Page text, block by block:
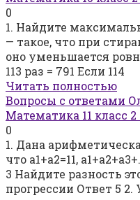
0
1. Найдите
— такое, что при
оно уменьшается
113 раз = 791 Если 114
Читать полностью
Вопросы с ответами
Математика 11 класс
0
1. Дана
что a1+a2=11,
3 Найдите разность
прогрессии Ответ 5